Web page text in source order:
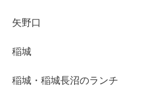
矢野口
稲城
稲城・稲城長沼のランチ